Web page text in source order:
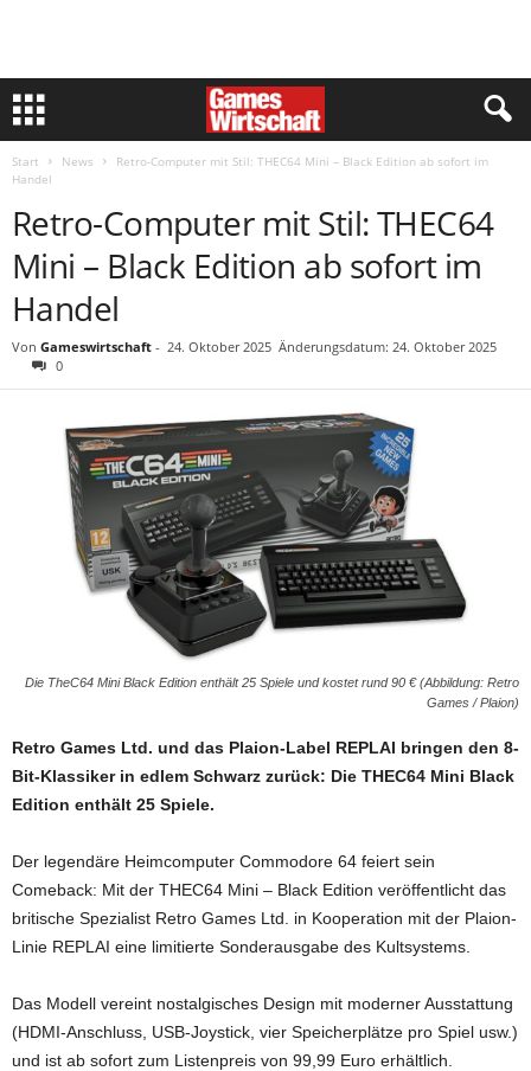
Start News
Retro-Computer mit Stil: THEC64 Mini – Black Edition ab sofort im
Handel
Retro-Computer mit Stil: THEC64
Mini – Black Edition ab sofort im
Handel
Von Gameswirtschaft - 24. Oktober 2025 Änderungsdatum: 24. Oktober 2025
0
Die TheC64 Mini Black Edition enthält 25 Spiele und kostet rund 90 € (Abbildung: Retro
Games / Plaion)
Retro Games Ltd. und das Plaion-Label REPLAI bringen den 8-
Bit-Klassiker in edlem Schwarz zurück: Die THEC64 Mini Black
Edition enthält 25 Spiele.
Der legendäre Heimcomputer Commodore 64 feiert sein
Comeback: Mit der THEC64 Mini – Black Edition veröffentlicht das
britische Spezialist Retro Games Ltd. in Kooperation mit der Plaion-
Linie REPLAI eine limitierte Sonderausgabe des Kultsystems.
Das Modell vereint nostalgisches Design mit moderner Ausstattung
(HDMI-Anschluss, USB-Joystick, vier Speicherplätze pro Spiel usw.)
und ist ab sofort zum Listenpreis von 99,99 Euro erhältlich.